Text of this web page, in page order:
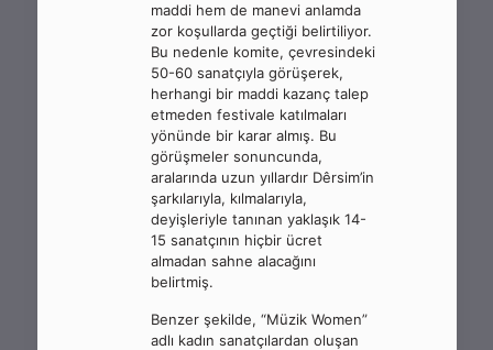
maddi hem de manevi anlamda
zor koşullarda geçtiği belirtiliyor.
Bu nedenle komite, çevresindeki
50-60 sanatçıyla görüşerek,
herhangi bir maddi kazanç talep
etmeden festivale katılmaları
yönünde bir karar almış. Bu
görüşmeler sonuncunda,
aralarında uzun yıllardır Dêrsim’in
şarkılarıyla, kılmalarıyla,
deyişleriyle tanınan yaklaşık 14-
15 sanatçının hiçbir ücret
almadan sahne alacağını
belirtmiş.
Benzer şekilde, “Müzik Women”
adlı kadın sanatçılardan oluşan